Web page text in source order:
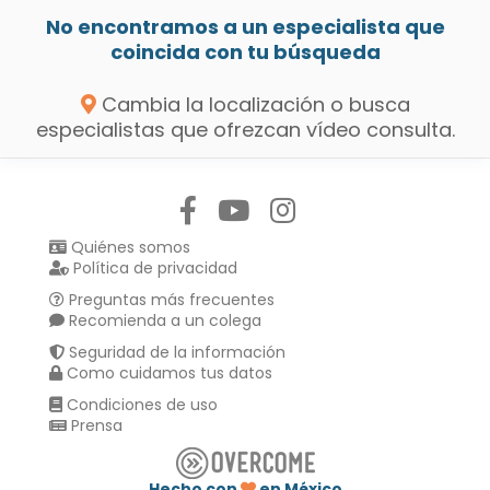
No encontramos a un especialista que
coincida con tu búsqueda
Cambia la localización o busca
especialistas que ofrezcan vídeo consulta.
Quiénes somos
Política de privacidad
Preguntas más frecuentes
Recomienda a un colega
Seguridad de la información
Como cuidamos tus datos
Condiciones de uso
Prensa